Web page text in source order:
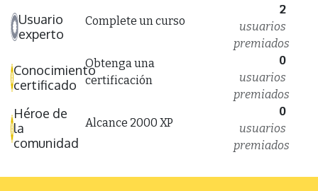
Usuario
experto
Complete un curso
2
usuarios
premiados
Conocimiento
certificado
Obtenga una
certificación
0
usuarios
premiados
Héroe de
la
comunidad
Alcance 2000 XP
0
usuarios
premiados